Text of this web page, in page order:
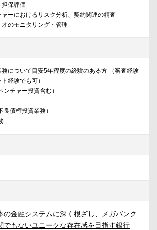
保評価
ャーにおけるリスク分析、契約関連の精査
オのモニタリング・管理
務について目安5年程度の経験のある方 （審査経験
経験でも可）
チャー投資含む）
債権投資業務）
の金融システムに深く根ざし、メガバンク
でもないユニークな存在感を目指す銀行